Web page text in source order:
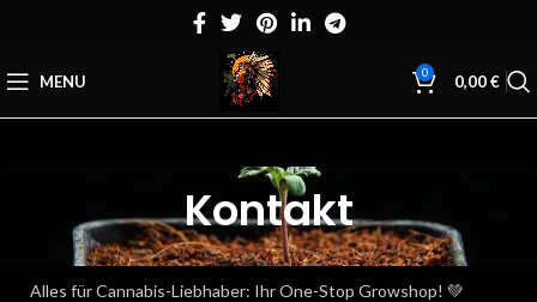
MENU 0 0,00€
Kontakt
Alles für Cannabis-Liebhaber: Ihr One-Stop Growshop! 💚